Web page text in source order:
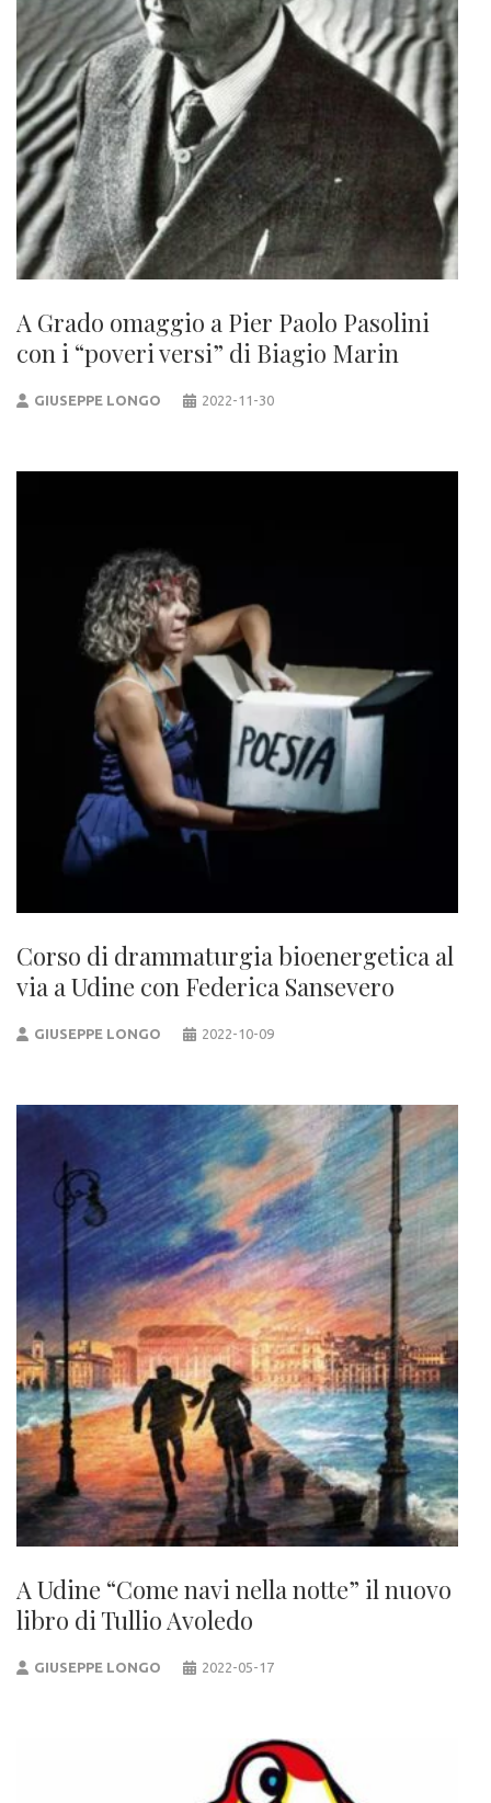
A Grado omaggio a Pier Paolo Pasolini
con i “poveri versi” di Biagio Marin
GIUSEPPE LONGO 2022-11-30
Corso di drammaturgia bioenergetica al
via a Udine con Federica Sansevero
GIUSEPPE LONGO 2022-10-09
A Udine “Come navi nella notte” il nuovo
libro di Tullio Avoledo
GIUSEPPE LONGO 2022-05-17